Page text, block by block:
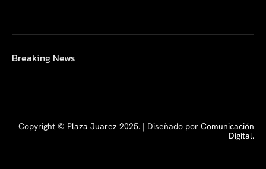
Breaking News
Copyright © Plaza Juarez 2025. | Diseñado por Comunicación
Digital.